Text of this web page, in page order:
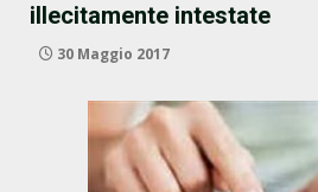
illecitamente intestate
30 Maggio 2017